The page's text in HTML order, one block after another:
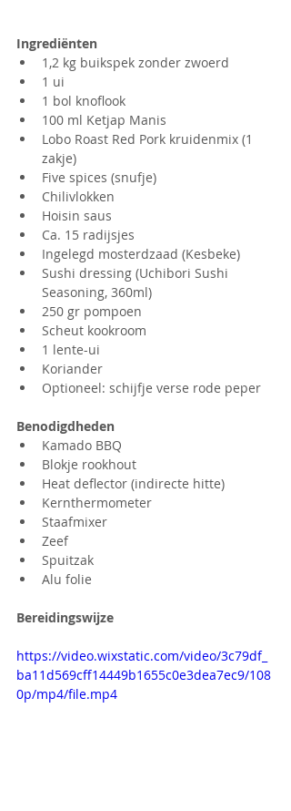
Ingrediënten
1,2 kg buikspek zonder zwoerd
1 ui
1 bol knoflook
100 ml Ketjap Manis
Lobo Roast Red Pork kruidenmix (1
zakje)
Five spices (snufje)
Chilivlokken
Hoisin saus
Ca. 15 radijsjes
Ingelegd mosterdzaad (Kesbeke)
Sushi dressing (Uchibori Sushi
Seasoning, 360ml)
250 gr pompoen
Scheut kookroom
1 lente-ui
Koriander
Optioneel: schijfje verse rode peper
Benodigdheden
Kamado BBQ
Blokje rookhout
Heat deflector (indirecte hitte)
Kernthermometer
Staafmixer
Zeef
Spuitzak
Alu folie
Bereidingswijze
https://video.wixstatic.com/video/3c79df_
ba11d569cff14449b1655c0e3dea7ec9/108
0p/mp4/file.mp4